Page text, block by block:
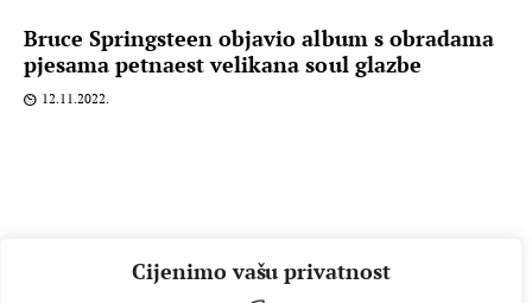
Cijenimo vašu privatnost
Bruce Springsteen objavio album s obradama
pjesama petnaest velikana soul glazbe
12.11.2022.